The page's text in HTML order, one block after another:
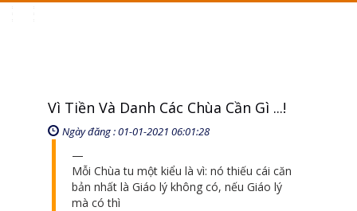
Vì Tiền Và Danh Các Chùa Cần Gì ...!
Ngày đăng : 01-01-2021 06:01:28
Mỗi Chùa tu một kiểu là vì: nó thiếu cái căn
bản nhất là Giáo lý không có, nếu Giáo lý
mà có thì